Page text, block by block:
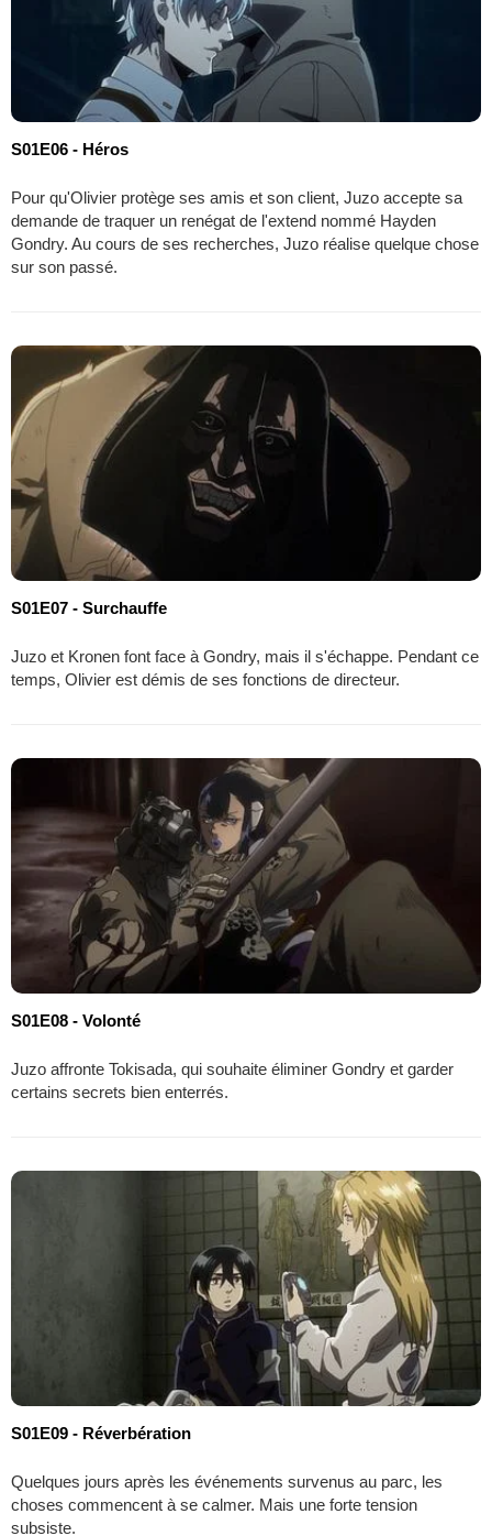
S01E06 - Héros
Pour qu'Olivier protège ses amis et son client, Juzo accepte sa
demande de traquer un renégat de l'extend nommé Hayden
Gondry. Au cours de ses recherches, Juzo réalise quelque chose
sur son passé.
S01E07 - Surchauffe
Juzo et Kronen font face à Gondry, mais il s'échappe. Pendant ce
temps, Olivier est démis de ses fonctions de directeur.
S01E08 - Volonté
Juzo affronte Tokisada, qui souhaite éliminer Gondry et garder
certains secrets bien enterrés.
S01E09 - Réverbération
Quelques jours après les événements survenus au parc, les
choses commencent à se calmer. Mais une forte tension
subsiste.